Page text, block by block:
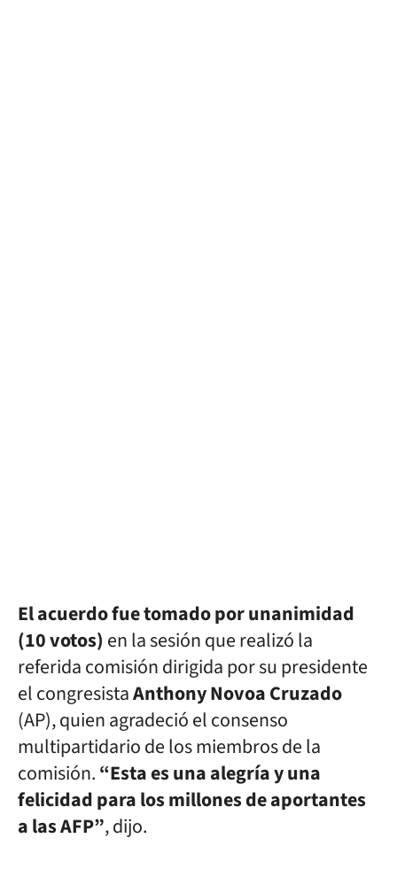
El acuerdo fue tomado por unanimidad
(10 votos) en la sesión que realizó la
referida comisión dirigida por su presidente
el congresistaAnthony Novoa Cruzado
(AP), quien agradeció el consenso
multipartidario de los miembros de la
comisión.“Esta es una alegría y una
felicidad para los millones de aportantes
a las AFP”, dijo.